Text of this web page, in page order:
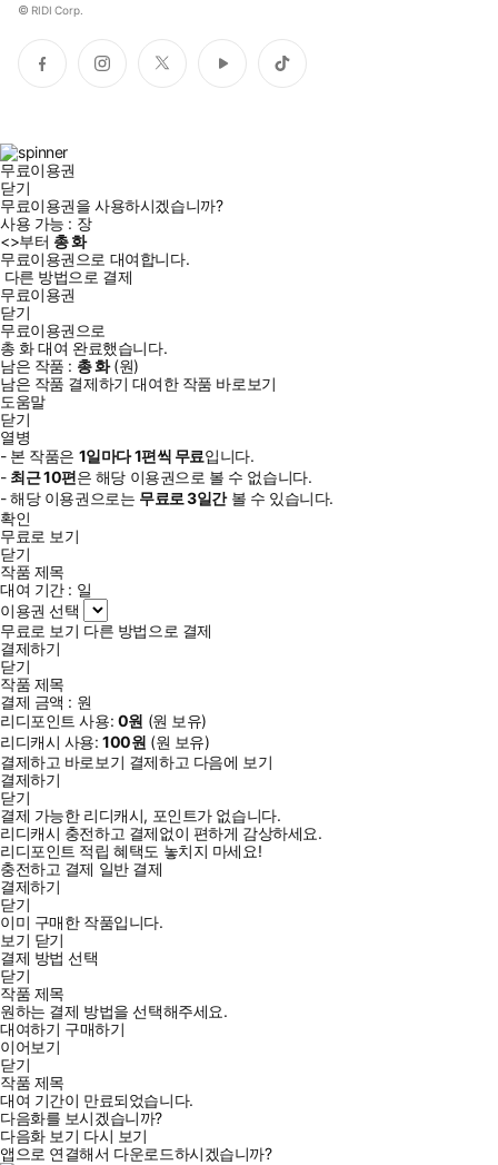
© RIDI Corp.
페
이
인
스
트
위
유
튜
틱
톡
무료이용권
닫기
무료이용권을 사용하시겠습니까?
사용 가능 : 장
<>부터 총화
무료이용권으로 대여합니다.
다른 방법으로 결제
무료이용권
닫기
무료이용권으로
총 화대여 완료했습니다.
남은 작품 : 총화(원)
남은 작품 결제하기 대여한 작품 바로보기
도움말
닫기
열병
- 본 작품은 1일마다1편씩 무료입니다.
- 최근10편은 해당 이용권으로 볼 수 없습니다.
- 해당 이용권으로는 무료로3일간볼 수 있습니다.
확인
무료로 보기
닫기
작품 제목
대여 기간 : 일
이용권 선택
무료로 보기 다른 방법으로 결제
결제하기
닫기
작품 제목
결제 금액 : 원
리디포인트 사용: 0원 (원 보유)
리디캐시 사용:100원 (원 보유)
결제하고 바로보기 결제하고 다음에 보기
결제하기
닫기
결제 가능한 리디캐시, 포인트가 없습니다.
리디캐시 충전하고 결제없이 편하게 감상하세요.
리디포인트 적립 혜택도 놓치지 마세요!
충전하고 결제 일반 결제
결제하기
닫기
이미 구매한 작품입니다.
보기 닫기
결제 방법 선택
닫기
작품 제목
원하는 결제 방법을 선택해주세요.
대여하기 구매하기
이어보기
닫기
작품 제목
대여 기간이 만료되었습니다.
다음화를 보시겠습니까?
다음화 보기 다시 보기
앱으로 연결해서 다운로드하시겠습니까?